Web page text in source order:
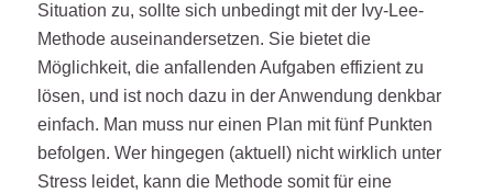
Situation zu, sollte sich unbedingt mit der Ivy-Lee-
Methode auseinandersetzen. Sie bietet die
Möglichkeit, die anfallenden Aufgaben effizient zu
lösen, und ist noch dazu in der Anwendung denkbar
einfach. Man muss nur einen Plan mit fünf Punkten
befolgen. Wer hingegen (aktuell) nicht wirklich unter
Stress leidet, kann die Methode somit für eine